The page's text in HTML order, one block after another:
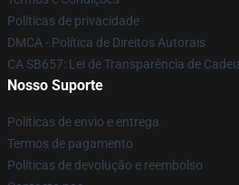
Políticas de privacidade
DMCA - Política de Direitos Autorais
CA SB657: Lei de Transparência de
Nosso Suporte
Políticas de envio e entrega
Termos de pagamento
Políticas de devolução e reembolso